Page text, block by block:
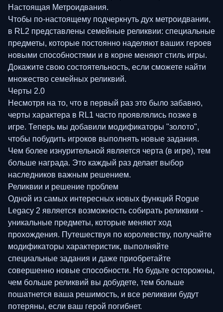
Настоящая Метроидвания.
Чтобы по-настоящему подчеркнуть дух метроидвании,
в RL2 представлены семейные реликвии: специальные
предметы, которые постоянно наделяют ваших героев
новыми способностями и в корне меняют стиль игры.
Докажите свою состоятельность, если сможете найти
множество семейных реликвий.
Черты 2.0
Несмотря на то, что в первый раз это было забавно,
черты характера в RL1 часто проявлялись позже в
игре. Теперь мы добавили модификаторы "золото",
чтобы побудить игроков выполнять новые задания.
Чем более изнурительной является черта (в игре), тем
больше награда. Это каждый раз делает выбор
наследников важным решением.
Реликвии и решение проблем
Одной из самых интересных новых функций Rogue
Legacy 2 является возможность собирать реликвии -
уникальные предметы, которые меняют ход
прохождения. Путешествуя по королевству, получайте
модификаторы характеристик, выполняйте
специальные задания и даже приобретайте
совершенно новые способности. Но будьте осторожны,
чем больше реликвий вы добудете, тем больше
пошатнется ваша решимость, и все реликвии будут
потеряны, если ваш герой погибнет.